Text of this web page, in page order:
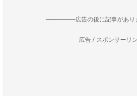
--------------------広告の後に記事があり
広告 / スポンサーリ